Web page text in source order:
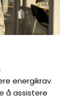
energikrav
å assistere